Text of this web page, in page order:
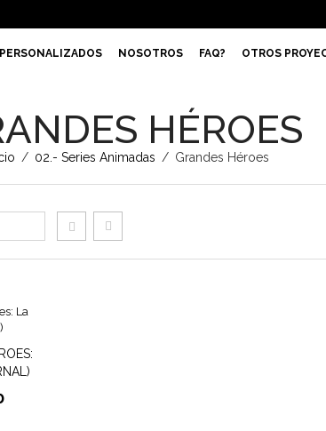
NOSOTROS FAQ? OTROS
HÉROES
/ 02.- Series Animadas / Grandes Héroes